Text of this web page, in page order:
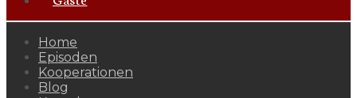
Home
Episoden
Kooperationen
Blog